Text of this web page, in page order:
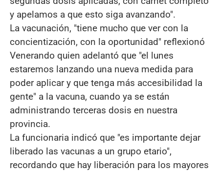
y apelamos a que esto siga avanzando".
La vacunación, "tiene mucho que ver con la
concientización, con la oportunidad" reflexionó
Venerando quien adelantó que "el lunes
estaremos lanzando una nueva medida para
poder aplicar y que tenga más accesibilidad la
gente" a la vacuna, cuando ya se están
administrando terceras dosis en nuestra
provincia.
La funcionaria indicó que "es importante dejar
liberado las vacunas a un grupo etario",
recordando que hay liberación para los mayores